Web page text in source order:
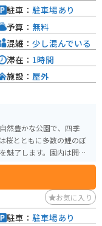
然豊かな公園で、四季
桜とともに多数の鯉のぼ
魅了します。園内は開放
ため、のんびりと過ごし
も落ち着いており、ゆっ
しても利用しやすい環境
ッシュできる穴場的な
駐車： 駐車場あり
予算： 無料
混雑： 少し混んでいる
滞在： 1時間
施設： 屋外
お気に入り
駐車： 駐車場あり